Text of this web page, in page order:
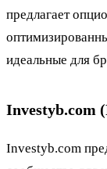
предлагает
идеальные для
Investyb.com
Investyb.com